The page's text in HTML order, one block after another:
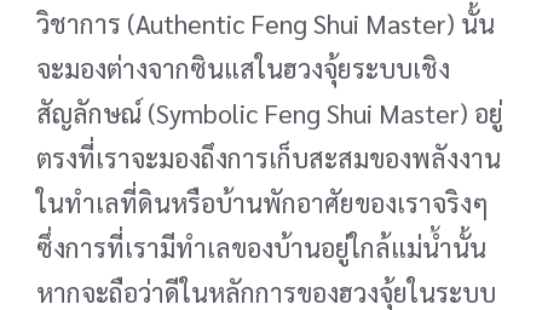
วิชาการ (Authentic Feng Shui Master) นั้น
จะมองต่างจากซินแสในฮวงจุ้ยระบบเชิง
สัญลักษณ์ (Symbolic Feng Shui Master) อยู่
ตรงที่เราจะมองถึงการเก็บสะสมของพลังงาน
ในทำเลที่ดินหรือบ้านพักอาศัยของเราจริงๆ
ซึ่งการที่เรามีทำเลของบ้านอยู่ใกล้แม่น้ำนั้น
หากจะถือว่าดีในหลักการของฮวงจุ้ยในระบบ